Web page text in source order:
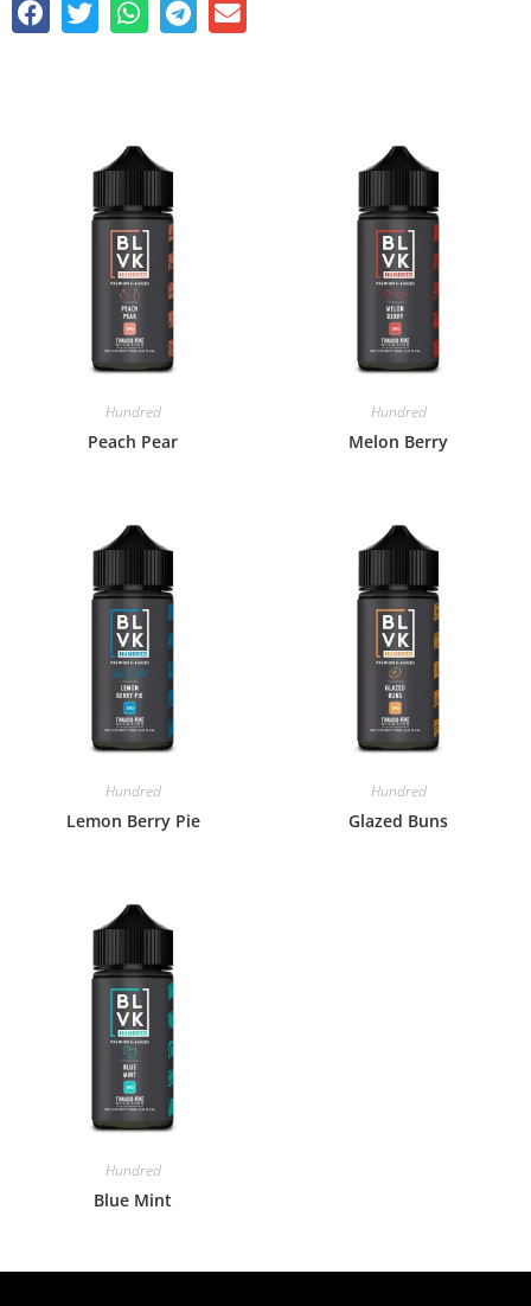
Hundred
Peach Pear
Hundred
Melon Berry
Hundred
Lemon Berry Pie
Hundred
Glazed Buns
Hundred
Blue Mint